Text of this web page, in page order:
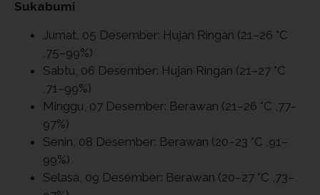
Sukabumi
Jumat, 05 Desember: Hujan Ringan (21–26 °C
,75–99%)
Sabtu, 06 Desember: Hujan Ringan (21–27 °C
,71–99%)
Minggu, 07 Desember: Berawan (21–26 °C ,77–
97%)
Senin, 08 Desember: Berawan (20–23 °C ,91–
99%)
Selasa, 09 Desember: Berawan (20–27 °C ,73–